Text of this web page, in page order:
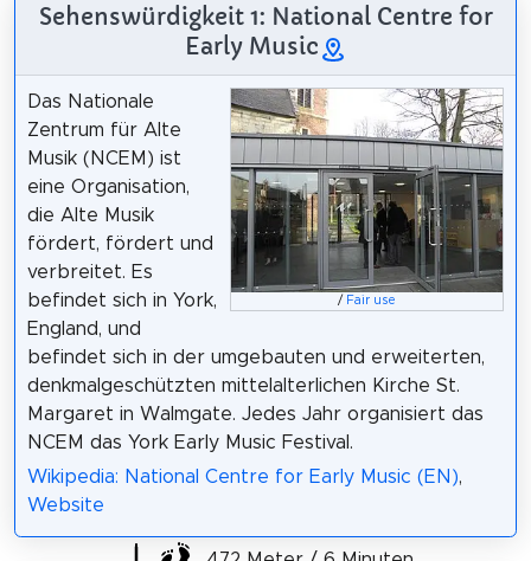
Sehenswürdigkeit 1: National Centre for
Early Music
/ Fair use
Das Nationale
Zentrum für Alte
Musik (NCEM) ist
eine Organisation,
die Alte Musik
fördert, fördert und
verbreitet. Es
befindet sich in York,
England, und
befindet sich in der umgebauten und erweiterten,
denkmalgeschützten mittelalterlichen Kirche St.
Margaret in Walmgate. Jedes Jahr organisiert das
NCEM das York Early Music Festival.
Wikipedia: National Centre for Early Music (EN),
Website